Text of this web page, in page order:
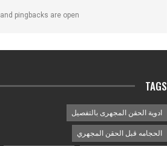
and pingbacks are open.
TAGS
ادوية الحقن المجهرى بالتفصيل
الحجامه قبل الحقن المجهري